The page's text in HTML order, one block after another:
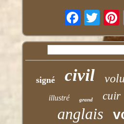
signé civil
illustré grand cuir
anglais